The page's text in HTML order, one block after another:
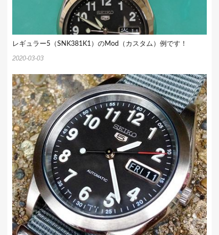
レギュラー5（SNK381K1）のMod（カスタム）例です！
2020-03-03